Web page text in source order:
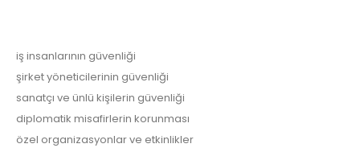
iş insanlarının güvenliği
şirket yöneticilerinin güvenliği
sanatçı ve ünlü kişilerin güvenliği
diplomatik misafirlerin korunması
özel organizasyonlar ve etkinlikler